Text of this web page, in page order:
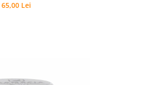
65,00 Lei